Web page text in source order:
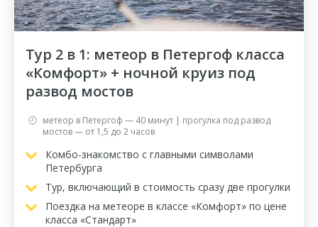
Тур 2 в 1: метеор в Петергоф класса
«Комфорт» + ночной круиз под
развод мостов
метеор в Петергоф — 40 минут | прогулка под развод
мостов — от 1,5 до 2 часов
Комбо-знакомство с главными символами
Петербурга
Тур, включающий в стоимость сразу две прогулки
Поездка на метеоре в классе «Комфорт» по цене
класса «Стандарт»